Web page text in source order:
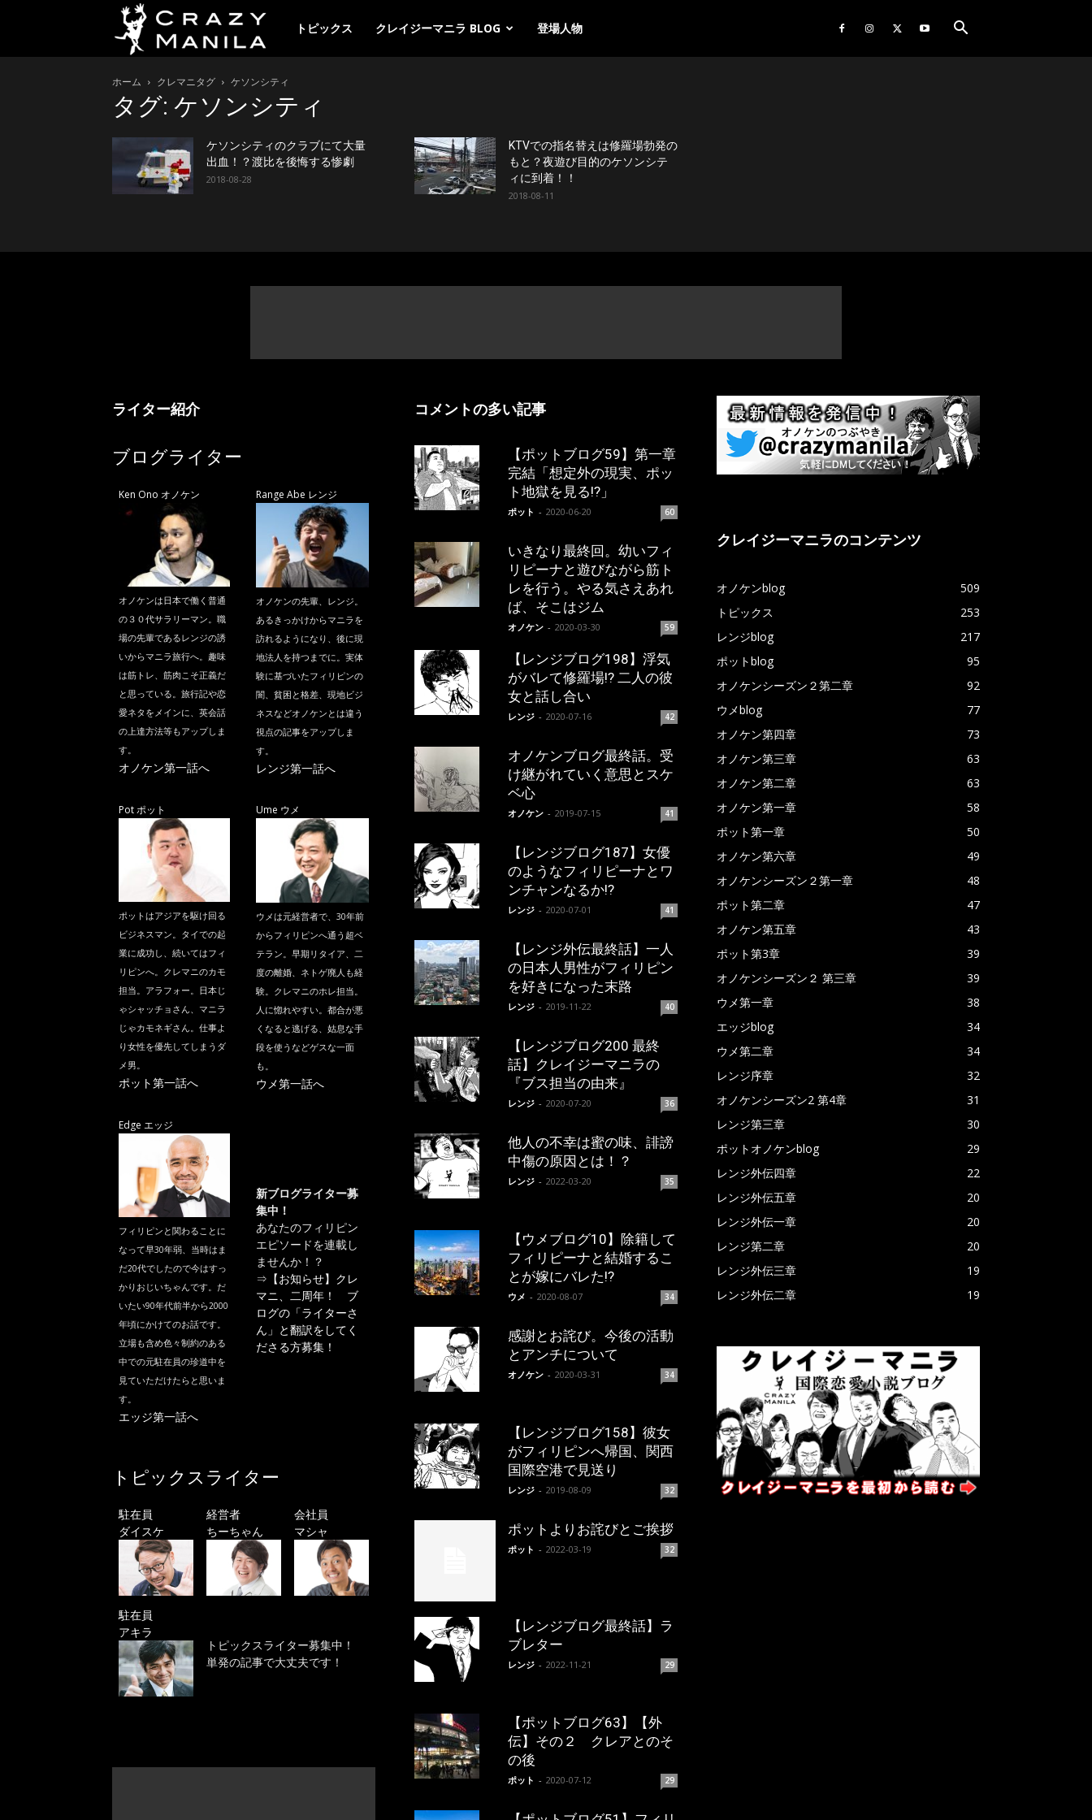
レ
イ
ー
トピックス クレイジーマニラ BLOG 登場人物
ホーム クレマニタグ ケソンシティ
タグ: ケソンシティ
ケソンシティのクラブにて大量
出血！？渡比を後悔する惨劇
2018-08-28
KTVでの指名替えは修羅場勃発の
もと？夜遊び目的のケソンシテ
ィに到着！！
2018-08-11
ライター紹介
ブログライター
Ken Ono オノケン
オノケンは日本で働く普通
の３０代サラリーマン。職
場の先輩であるレンジの誘
いからマニラ旅行へ。趣味
は筋トレ、筋肉こそ正義だ
と思っている。旅行記や恋
愛ネタをメインに、英会話
の上達方法等もアップしま
す。
オノケン第一話へ
Range Abe レンジ
オノケンの先輩、レンジ。
あるきっかけからマニラを
訪れるようになり、後に現
地法人を持つまでに。実体
験に基づいたフィリピンの
闇、貧困と格差、現地ビジ
ネスなどオノケンとは違う
視点の記事をアップしま
す。
レンジ第一話へ
Pot ポット
ポットはアジアを駆け回る
ビジネスマン。タイでの起
業に成功し、続いてはフィ
リピンへ。クレマニのカモ
担当。アラフォー。日本じ
ゃシャッチョさん、マニラ
じゃカモネギさん。仕事よ
り女性を優先してしまうダ
メ男。
ポット第一話へ
Ume ウメ
ウメは元経営者で、30年前
からフィリピンへ通う超ベ
テラン。早期リタイア、二
度の離婚、ネトゲ廃人も経
験。クレマニのホレ担当。
人に惚れやすい。都合が悪
くなると逃げる、姑息な手
段を使うなどゲスな一面
も。
ウメ第一話へ
Edge エッジ
フィリピンと関わることに
なって早30年弱、当時はま
だ20代でしたので今はすっ
かりおじいちゃんです。だ
いたい90年代前半から2000
年頃にかけてのお話です。
立場も含め色々制約のある
中での元駐在員の珍道中を
見ていただけたらと思いま
す。
エッジ第一話へ
新ブログライター募
集中！
あなたのフィリピン
エピソードを連載し
ませんか！？
⇒ 【お知らせ】クレ
マニ、二周年！ ブ
ログの「ライターさ
ん」と翻訳をしてく
ださる方募集！
トピックスライター
駐在員
ダイスケ
経営者
ちーちゃん
会社員
マシャ
駐在員
アキラ
トピックスライター募集中！
単発の記事で大丈夫です！
コメントの多い記事
【ポットブログ59】第一章
完結「想定外の現実、ポッ
ト地獄を見る!?」
ポット - 2020-06-20 60
いきなり最終回。幼いフィ
リピーナと遊びながら筋ト
レを行う。やる気さえあれ
ば、そこはジム
オノケン - 2020-03-30 59
【レンジブログ198】浮気
がバレて修羅場!? 二人の彼
女と話し合い
レンジ - 2020-07-16 42
オノケンブログ最終話。受
け継がれていく意思とスケ
ベ心
オノケン - 2019-07-15 41
【レンジブログ187】女優
のようなフィリピーナとワ
ンチャンなるか!?
レンジ - 2020-07-01 41
【レンジ外伝最終話】一人
の日本人男性がフィリピン
を好きになった末路
レンジ - 2019-11-22 40
【レンジブログ200 最終
話】クレイジーマニラの
『ブス担当の由来』
レンジ - 2020-07-20 36
他人の不幸は蜜の味、誹謗
中傷の原因とは！？
レンジ - 2022-03-20 35
【ウメブログ10】除籍して
フィリピーナと結婚するこ
とが嫁にバレた!?
ウメ - 2020-08-07 34
感謝とお詫び。今後の活動
とアンチについて
オノケン - 2020-03-31 34
【レンジブログ158】彼女
がフィリピンへ帰国、関西
国際空港で見送り
レンジ - 2019-08-09 32
ポットよりお詫びとご挨拶
ポット - 2022-03-19 32
【レンジブログ最終話】ラ
ブレター
レンジ - 2022-11-21 29
【ポットブログ63】【外
伝】その２ クレアとのそ
の後
ポット - 2020-07-12 29
クレイジーマニラのコンテンツ
オノケンblog
509
トピックス
253
レンジblog
217
ポットblog
95
オノケンシーズン２第二章
92
ウメblog
77
オノケン第四章
73
オノケン第三章
63
オノケン第二章
63
オノケン第一章
58
ポット第一章
50
オノケン第六章
49
オノケンシーズン２第一章
48
ポット第二章
47
オノケン第五章
43
ポット第3章
39
オノケンシーズン２ 第三章
39
ウメ第一章
38
エッジblog
34
ウメ第二章
34
レンジ序章
32
オノケンシーズン2 第4章
31
レンジ第三章
30
ポットオノケンblog
29
レンジ外伝四章
22
レンジ外伝五章
20
レンジ外伝一章
20
レンジ第二章
20
レンジ外伝三章
19
レンジ外伝二章
19